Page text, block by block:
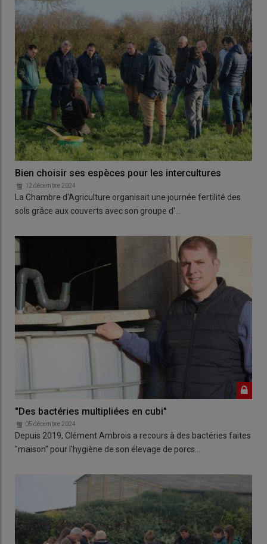
Bien choisir ses espèces pour les intercultures
12 décembre 2024
La Chambre d'Agriculture organisait une journée fertilité des
sols grâce aux couverts avec son groupe d'…
"Des bactéries multipliées en cubi"
05 décembre 2024
Depuis 2019, Clément Ambrois a recours à des bactéries faites
"maison" pour l'hygiène de son élevage de porcs…